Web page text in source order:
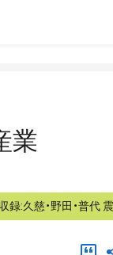
業
収録:久慈・野田・普代